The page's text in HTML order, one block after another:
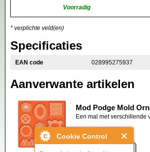
Cookie Control
Voorradig
* verplichte veld(en)
Specificaties
EAN code 028995275937
Aanverwante artikelen
Mod Podge Mold
Een mal met verschillende
€ 9,95